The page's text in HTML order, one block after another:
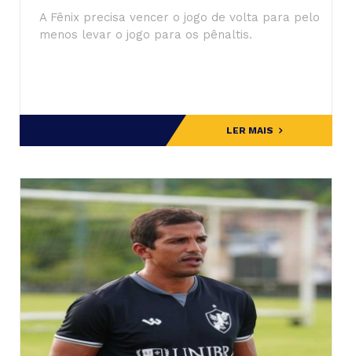
A Fênix precisa vencer o jogo de volta para pelo
menos levar o jogo para os pênaltis.
LER MAIS